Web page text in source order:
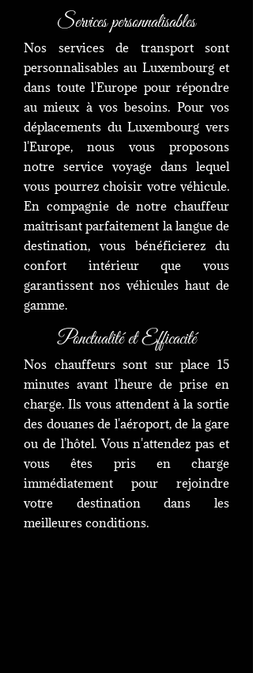
Services personnalisables
Nos services de transport sont
personnalisables au Luxembourg et
dans toute l'Europe pour répondre
au mieux à vos besoins. Pour vos
déplacements du Luxembourg vers
l'Europe, nous vous proposons
notre service voyage dans lequel
vous pourrez choisir votre véhicule.
En compagnie de notre chauffeur
maîtrisant parfaitement la langue de
destination, vous bénéficierez du
confort intérieur que vous
garantissent nos véhicules haut de
gamme.
Ponctualité et Efficacité
Nos chauffeurs sont sur place 15
minutes avant l'heure de prise en
charge. Ils vous attendent à la sortie
des douanes de l'aéroport, de la gare
ou de l'hôtel. Vous n'attendez pas et
vous êtes pris en charge
immédiatement pour rejoindre
votre destination dans les
meilleures conditions.